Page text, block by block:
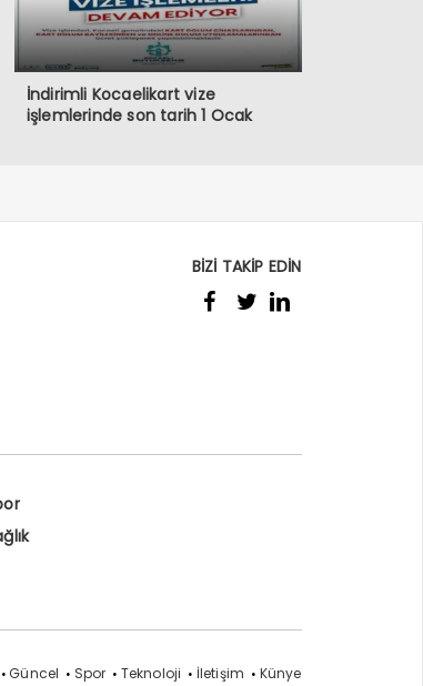
İndirimli Kocaelikart vize
işlemlerinde son tarih 1 Ocak
BİZİ TAKİP EDİN
Güncel Spor Teknoloji İletişim Künye